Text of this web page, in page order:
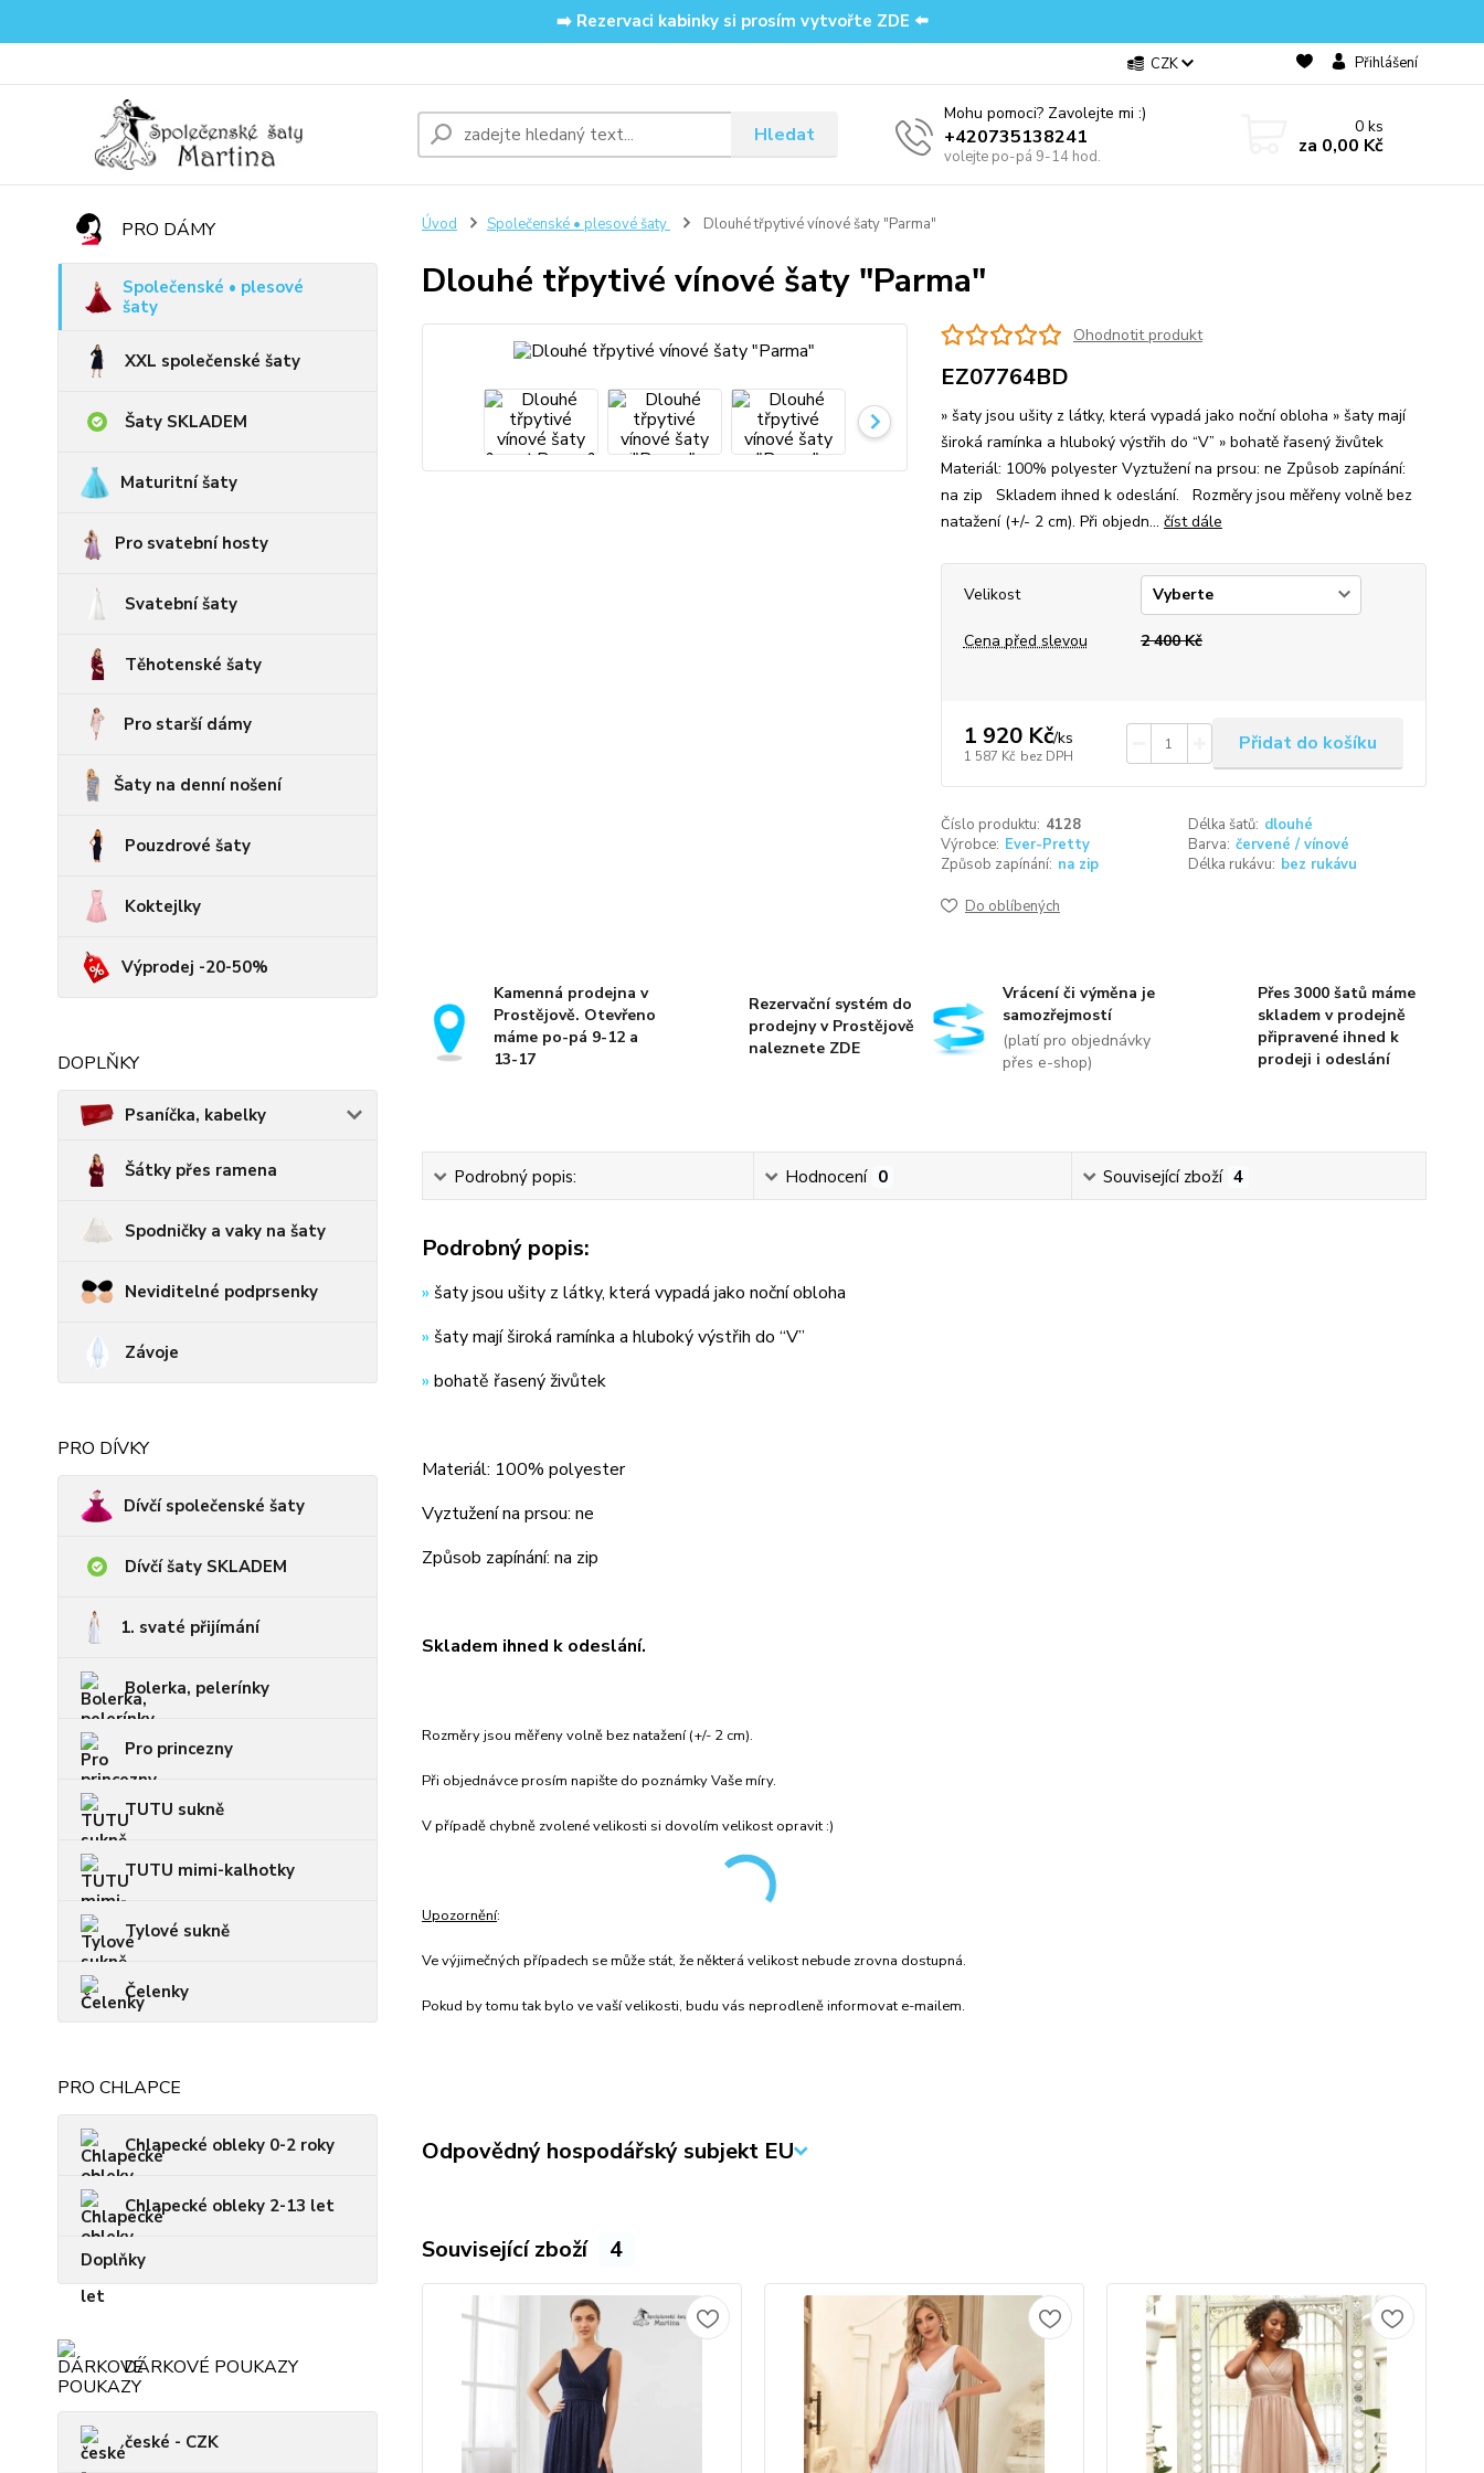
➡️ Rezervaci kabinky si prosím vytvořte ZDE ⬅️
CZK Přihlášení
Hledat
Mohu pomoci? Zavolejte mi :)
‭+420735138241
volejte po-pá 9-14 hod.
0ks
za 0,00 Kč
PRO DÁMY
Společenské • plesové
šaty
XXL společenské šaty
Šaty SKLADEM
Maturitní šaty
Pro svatební hosty
Svatební šaty
Těhotenské šaty
Pro starší dámy
Šaty na denní nošení
Pouzdrové šaty
Koktejlky
Výprodej -20-50%
DOPLŇKY
Psaníčka, kabelky
Šátky přes ramena
Spodničky a vaky na šaty
Neviditelné podprsenky
Závoje
PRO DÍVKY
Dívčí společenské šaty
Dívčí šaty SKLADEM
1. svaté přijímání
Bolerka, pelerínky
Pro princezny
TUTU sukně
TUTU mimi-kalhotky
Tylové sukně
Čelenky
PRO CHLAPCE
Chlapecké obleky 0-2 roky
Chlapecké obleky 2-13 let
Doplňky
DÁRKOVÉ POUKAZY
české - CZK
Úvod Společenské • plesové šaty Dlouhé třpytivé vínové šaty "Parma"
Dlouhé třpytivé vínové šaty "Parma"
Ohodnotit produkt
EZ07764BD
» šaty jsou ušity z látky, která vypadá jako noční obloha » šaty mají
široká ramínka a hluboký výstřih do “V” » bohatě řasený živůtek
Materiál: 100% polyester Vyztužení na prsou: ne Způsob zapínání:
na zip Skladem ihned k odeslání. Rozměry jsou měřeny volně bez
natažení (+/- 2 cm). Při objedn... číst dále
Velikost
Cena před slevou 2 400 Kč
1 920 Kč/ks
1 587 Kč bez DPH
Přidat do košíku
Číslo produktu: 4128 Délka šatů: dlouhé
Výrobce: Ever-Pretty Barva: červené / vínové
Způsob zapínání: na zip Délka rukávu: bez rukávu
Do oblíbených
Kamenná prodejna v
Prostějově. Otevřeno
máme po-pá 9-12 a
13-17
Rezervační systém do
prodejny v Prostějově
naleznete ZDE
Vrácení či výměna je
samozřejmostí
(platí pro objednávky
přes e-shop)
Přes 3000 šatů máme
skladem v prodejně
připravené ihned k
prodeji i odeslání
Podrobný popis: Hodnocení 0 Související zboží 4
Podrobný popis:
» šaty jsou ušity z látky, která vypadá jako noční obloha
» šaty mají široká ramínka a hluboký výstřih do “V”
» bohatě řasený živůtek
Materiál: 100% polyester
Vyztužení na prsou: ne
Způsob zapínání: na zip
Skladem ihned k odeslání.
Rozměry jsou měřeny volně bez natažení (+/- 2 cm).
Při objednávce prosím napište do poznámky Vaše míry.
V případě chybně zvolené velikosti si dovolím velikost opravit :)
Upozornění:
Ve výjimečných případech se může stát, že některá velikost nebude zrovna dostupná.
Pokud by tomu tak bylo ve vaší velikosti, budu vás neprodleně informovat e-mailem.
Odpovědný hospodářský subjekt EU
Související zboží 4